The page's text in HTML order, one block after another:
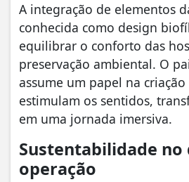
A integração de elementos
conhecida como design
equilibrar o conforto das
preservação ambiental. O
assume um papel na
estimulam os sentidos,
em uma jornada imersiva.
Sustentabilidade no
operação